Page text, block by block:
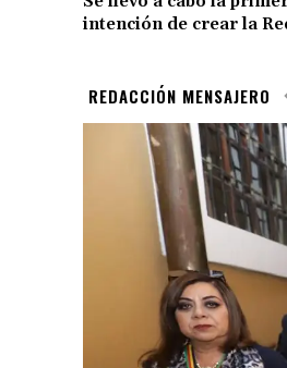
intención de crear la
REDACCIÓN MENSAJERO